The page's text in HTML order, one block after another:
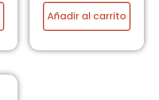
Añadir al carrito